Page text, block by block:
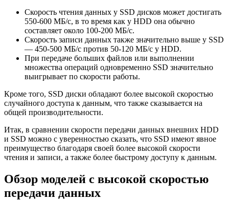
Скорость чтения данных у SSD дисков может достигать
550-600 МБ/с, в то время как у HDD она обычно
составляет около 100-200 МБ/с.
Скорость записи данных также значительно выше у SSD
— 450-500 МБ/с против 50-120 МБ/с у HDD.
При передаче больших файлов или выполнении
множества операций одновременно SSD значительно
выигрывает по скорости работы.
Кроме того, SSD диски обладают более высокой скоростью
случайного доступа к данным, что также сказывается на
общей производительности.
Итак, в сравнении скорости передачи данных внешних HDD
и SSD можно с уверенностью сказать, что SSD имеют явное
преимущество благодаря своей более высокой скорости
чтения и записи, а также более быстрому доступу к данным.
Обзор моделей с высокой скоростью
передачи данных